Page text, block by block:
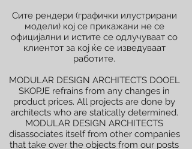
Сите рендери (графички илустрирани
модели) кој се прикажани не се
официјални и истите се одлучуваат со
клиентот за кој ќе се изведуваат
работите.
MODULAR DESIGN ARCHITECTS DOOEL
SKOPJE refrains from any changes in
product prices. All projects are done by
architects who are statically determined.
MODULAR DESIGN ARCHITECTS
disassociates itself from other companies
that take over the objects from our posts